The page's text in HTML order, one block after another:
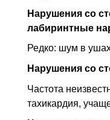
Нарушения со
лабиринтные
Редко: шум в
Нарушения со
Частота
тахикардия,